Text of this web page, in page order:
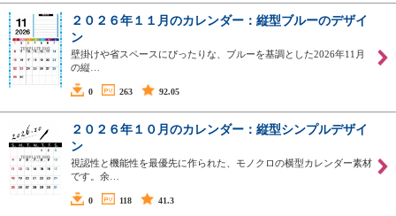
２０２６年１１月のカレンダー：縦型ブルーのデザイ
ン
壁掛けや省スペースにぴったりな、ブルーを基調とした2026年11月
の縦…
0 263 92.05
２０２６年１０月のカレンダー：縦型シンプルデザイ
ン
視認性と機能性を最優先に作られた、モノクロの横型カレンダー素材
です。余…
0 118 41.3